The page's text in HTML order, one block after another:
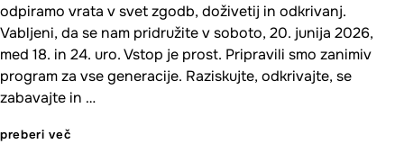
odpiramo vrata v svet zgodb, doživetij in odkrivanj.
Vabljeni, da se nam pridružite v soboto, 20. junija 2026,
med 18. in 24. uro. Vstop je prost. Pripravili smo zanimiv
program za vse generacije. Raziskujte, odkrivajte, se
zabavajte in …
preberi več